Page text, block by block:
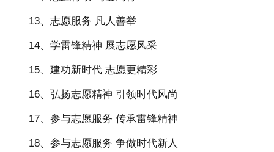
13、志愿服务 凡人善举
14、学雷锋精神 展志愿风采
15、建功新时代 志愿更精彩
16、弘扬志愿精神 引领时代风尚
17、参与志愿服务 传承雷锋精神
18、参与志愿服务 争做时代新人